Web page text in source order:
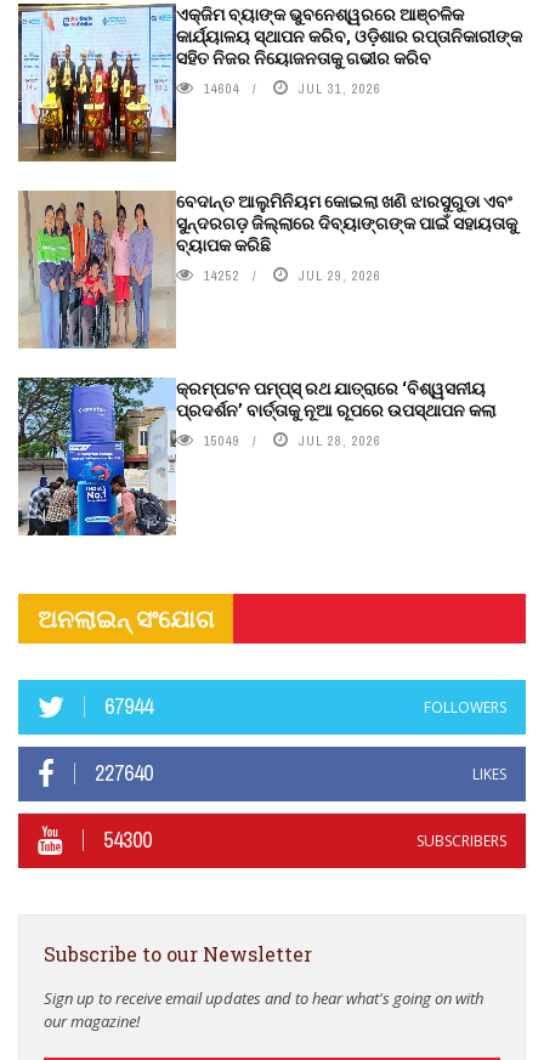
ଏକ୍ଜିମ ବ୍ୟାଙ୍କ ଭୁବନେଶ୍ୱରରେ ଆଞ୍ଚଳିକ
କାର୍ଯ୍ୟାଳୟ ସ୍ଥାପନ କରିବ, ଓଡ଼ିଶାର ରପ୍ତାନିକାରୀଙ୍କ
ସହିତ ନିଜର ନିୟୋଜନତାକୁ ଗଭୀର କରିବ
14604 JUL 31, 2026
ବେଦାନ୍ତ ଆଲୁମିନିୟମ କୋଇଲା ଖଣି ଝାରସୁଗୁଡା ଏବଂ
ସୁନ୍ଦରଗଡ଼ ଜିଲ୍ଲାରେ ଦିବ୍ୟାଙ୍ଗଙ୍କ ପାଇଁ ସହାୟତାକୁ
ବ୍ୟାପକ କରିଛି
14252 JUL 29, 2026
କ୍ରମ୍ପଟନ ପମ୍ପ୍‌ସ୍‌ ରଥ ଯାତ୍ରାରେ ‘ବିଶ୍ୱସନୀୟ
ପ୍ରଦର୍ଶନ’ ବାର୍ତ୍ତାକୁ ନୂଆ ରୂପରେ ଉପସ୍ଥାପନ କଲା
15049 JUL 28, 2026
ଅନଲାଇନ୍ ସଂଯୋଗ
67944 FOLLOWERS
227640 LIKES
54300 SUBSCRIBERS
Subscribe to our Newsletter
Sign up to receive email updates and to hear what's going on with
our magazine!